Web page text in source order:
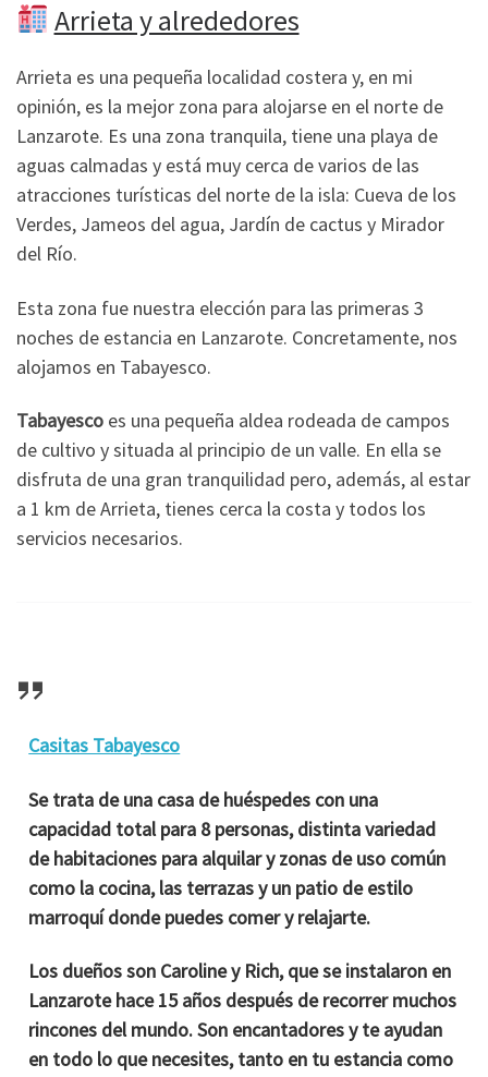
Arrieta y alrededores
Arrieta es una pequeña localidad costera y, en mi
opinión, es la mejor zona para alojarse en el norte de
Lanzarote. Es una zona tranquila, tiene una playa de
aguas calmadas y está muy cerca de varios de las
atracciones turísticas del norte de la isla: Cueva de los
Verdes, Jameos del agua, Jardín de cactus y Mirador
del Río.
Esta zona fue nuestra elección para las primeras 3
noches de estancia en Lanzarote. Concretamente, nos
alojamos en Tabayesco.
Tabayesco es una pequeña aldea rodeada de campos
de cultivo y situada al principio de un valle. En ella se
disfruta de una gran tranquilidad pero, además, al estar
a 1 km de Arrieta, tienes cerca la costa y todos los
servicios necesarios.
Casitas Tabayesco
Se trata de una casa de huéspedes con una
capacidad total para 8 personas, distinta variedad
de habitaciones para alquilar y zonas de uso común
como la cocina, las terrazas y un patio de estilo
marroquí donde puedes comer y relajarte.
Los dueños son Caroline y Rich, que se instalaron en
Lanzarote hace 15 años después de recorrer muchos
rincones del mundo. Son encantadores y te ayudan
en todo lo que necesites, tanto en tu estancia como